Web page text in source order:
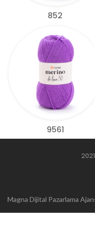
852
9561
Web
Magna Dijital Pazarlama